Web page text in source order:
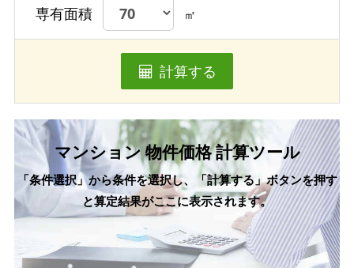
専有面積 ㎡
計算する
マンション 物件価格 計算ツール
「条件選択」から条件を選択し、「計算する」ボタンを押す
と算定結果がここに表示されます。